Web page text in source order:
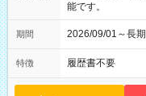
能です。
期間 2026/09/01～長
特徴 履歴書不要